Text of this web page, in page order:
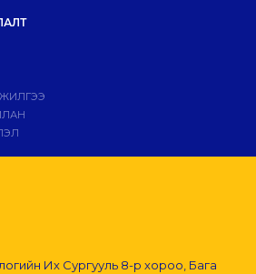
Их Сургууль 8-р хороо, Бага